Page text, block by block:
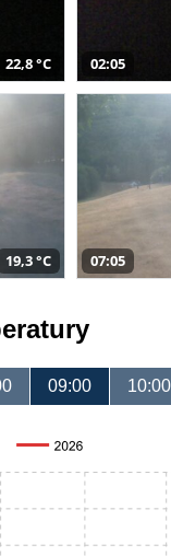
22,8 °C 02:05
19,3 °C 07:05
09:00 10:00